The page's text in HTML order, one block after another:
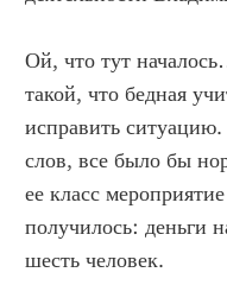
Ой, что тут
такой, что бедная
исправить
слов, все было бы
ее класс
получилось: деньги
шесть человек.